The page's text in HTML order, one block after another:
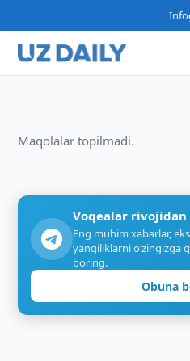
Parkentgacha
rivojini jadal oshiradi
Maqolalar topilmadi.
Voqealar rivojidan
Eng muhim xabarlar,
yangiliklarni o‘zingizga
boring.
Obuna